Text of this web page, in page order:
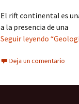
El rift continental es
a la presencia de una
Seguir leyendo
Deja un comentario